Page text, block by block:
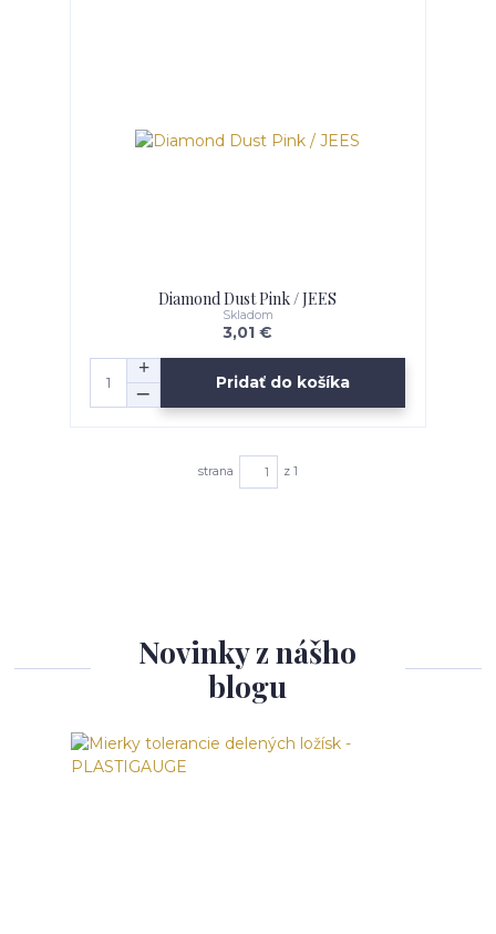
Diamond Dust Pink / JEES
3,01 €
Skladom
Pridať do košíka
strana z 1
Novinky z nášho
blogu